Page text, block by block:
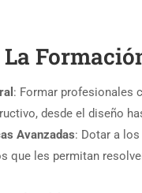
: Formar profesionales
desde el diseño
Avanzadas: Dotar a
que les permitan